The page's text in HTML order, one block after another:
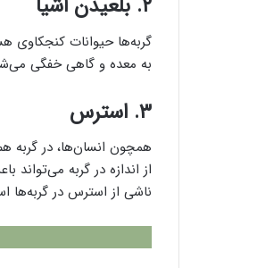
۲. بلعیدن اشیا
گربه‌ها حیوانات کنجکاوی
به معده و گاهی خفگی
۳. استرس
همچون انسان‌ها، در
از اندازه در گربه
ناشی از استرس در گربه‌ها